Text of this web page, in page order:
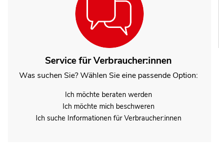
Service für Verbraucher:innen
Was suchen Sie? Wählen Sie eine passende Option:
Ich möchte beraten werden
Ich möchte mich beschweren
Ich suche Informationen für Verbraucher:innen